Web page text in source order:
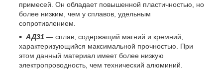
примесей. Он обладает повышенной пластичностью, но
более низким, чем у сплавов, удельным
сопротивлением.
АД31 — сплав, содержащий магний и кремний,
характеризующийся максимальной прочностью. При
этом данный материал имеет более низкую
электропроводность, чем технический алюминий.